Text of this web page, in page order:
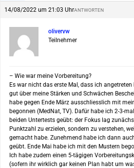
14/08/2022 um 21:03 UhrANTWORTEN
olivervw
Teilnehmer
– Wie war meine Vorbereitung?
Es war nicht das erste Mal, dass ich
gut über meine Stärken und Schwächen
habe gegen Ende März ausschliesslich mit
begonnen (MedNat, TV). Dafür habe ich 2-3-
beiden Untertests geübt: der Fokus lag
Punktzahl zu erzielen, sondern zu verstehen,
gemacht habe. Zunehmend habe ich dann
geübt. Ende Mai habe ich mit den Mustern
Ich habe zudem einen 5-tägigen
(sofern ihr wirklich gar keinen Plan habt um